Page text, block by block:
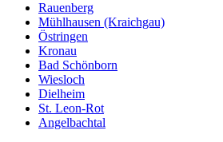
Rauenberg
Mühlhausen (Kraichgau)
Östringen
Kronau
Bad Schönborn
Wiesloch
Dielheim
St. Leon-Rot
Angelbachtal